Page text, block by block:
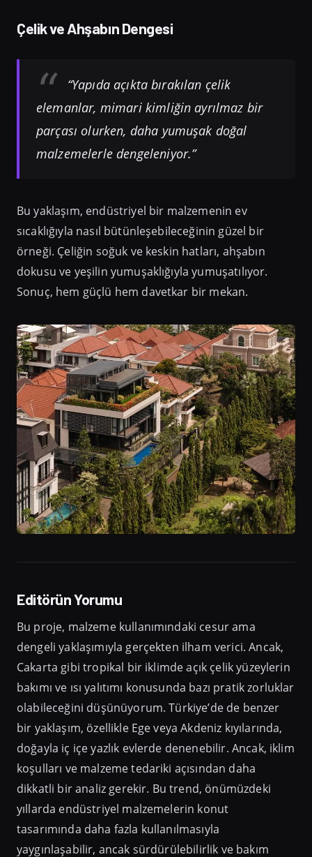
Çelik ve Ahşabın Dengesi
“Yapıda açıkta bırakılan çelik
elemanlar, mimari kimliğin ayrılmaz bir
parçası olurken, daha yumuşak doğal
malzemelerle dengeleniyor.”
Bu yaklaşım, endüstriyel bir malzemenin ev
sıcaklığıyla nasıl bütünleşebileceğinin güzel bir
örneği. Çeliğin soğuk ve keskin hatları, ahşabın
dokusu ve yeşilin yumuşaklığıyla yumuşatılıyor.
Sonuç, hem güçlü hem davetkar bir mekan.
Editörün Yorumu
Bu proje, malzeme kullanımındaki cesur ama
dengeli yaklaşımıyla gerçekten ilham verici. Ancak,
Cakarta gibi tropikal bir iklimde açık çelik yüzeylerin
bakımı ve ısı yalıtımı konusunda bazı pratik zorluklar
olabileceğini düşünüyorum. Türkiye’de de benzer
bir yaklaşım, özellikle Ege veya Akdeniz kıyılarında,
doğayla iç içe yazlık evlerde denenebilir. Ancak, iklim
koşulları ve malzeme tedariki açısından daha
dikkatli bir analiz gerekir. Bu trend, önümüzdeki
yıllarda endüstriyel malzemelerin konut
tasarımında daha fazla kullanılmasıyla
yaygınlaşabilir, ancak sürdürülebilirlik ve bakım